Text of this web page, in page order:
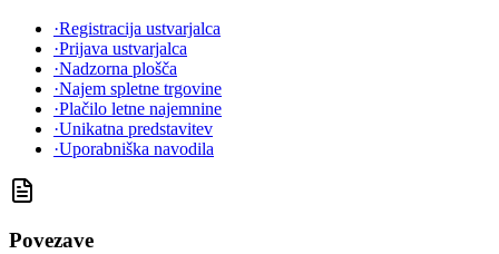
·Registracija ustvarjalca
·Prijava ustvarjalca
·Nadzorna plošča
·Najem spletne trgovine
·Plačilo letne najemnine
·Unikatna predstavitev
·Uporabniška navodila
Povezave